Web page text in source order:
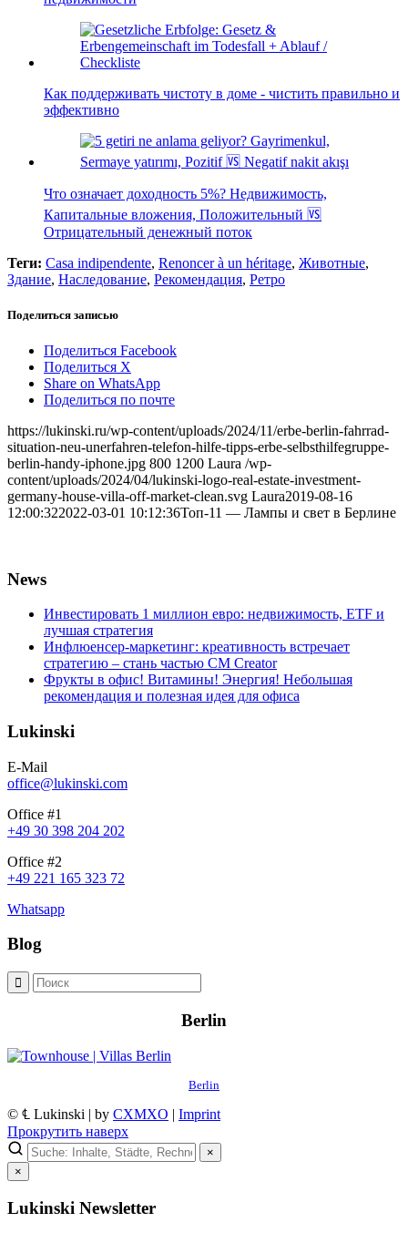
Как поддерживать чистоту в доме - чистить правильно и
эффективно
Что означает доходность 5%? Недвижимость,
Капитальные вложения, Положительный 🆚
Отрицательный денежный поток
Теги: Casa indipendente, Renoncer à un héritage, Животные,
Здание, Наследование, Рекомендация, Ретро
Поделиться записью
Поделиться Facebook
Поделиться X
Share on WhatsApp
Поделиться по почте
https://lukinski.ru/wp-content/uploads/2024/11/erbe-berlin-fahrrad-
situation-neu-unerfahren-telefon-hilfe-tipps-erbe-selbsthilfegruppe-
berlin-handy-iphone.jpg 800 1200 Laura /wp-
content/uploads/2024/04/lukinski-logo-real-estate-investment-
germany-house-villa-off-market-clean.svg Laura2019-08-16
12:00:322022-03-01 10:12:36Топ-11 — Лампы и свет в Берлине
News
Инвестировать 1 миллион евро: недвижимость, ETF и
лучшая стратегия
Инфлюенсер-маркетинг: креативность встречает
стратегию – стань частью CM Creator
Фрукты в офис! Витамины! Энергия! Небольшая
рекомендация и полезная идея для офиса
Lukinski
E-Mail
office@lukinski.com
Office #1
+49 30 398 204 202
Office #2
+49 221 165 323 72
Whatsapp
Blog
Berlin
Berlin
© ℄ Lukinski | by CXMXO | Imprint
Прокрутить наверх
×
×
Lukinski Newsletter